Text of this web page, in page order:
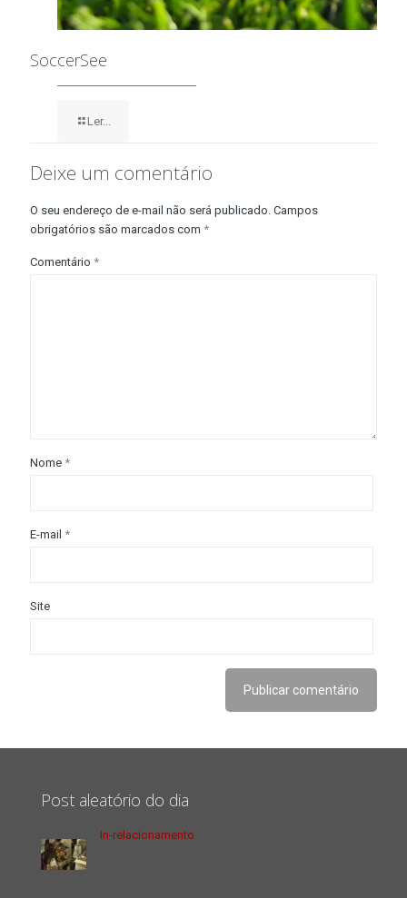
SoccerSee
Ler...
Deixe um comentário
O seu endereço de e-mail não será publicado. Campos
obrigatórios são marcados com *
Comentário *
Nome *
E-mail *
Site
Post aleatório do dia
In-relacionamento